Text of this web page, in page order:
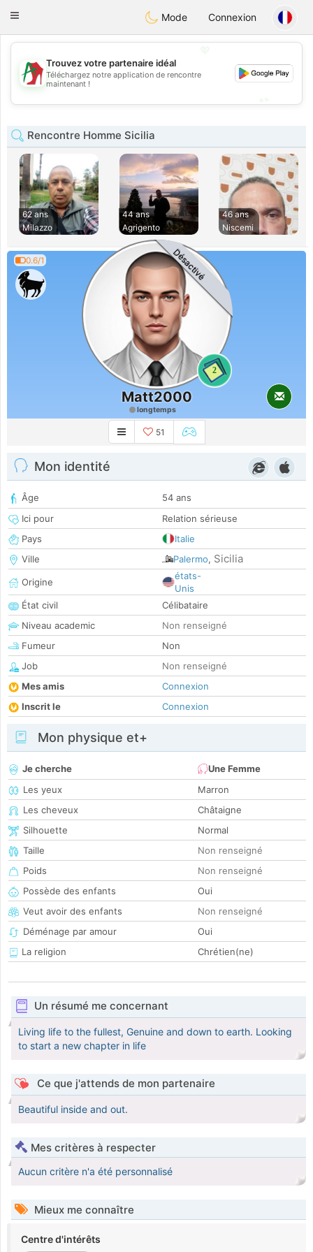
AmamiOra
Toggle
Mode Connexion
💖
💕
Trouvez votre partenaire idéal
Téléchargez notre application de rencontre
maintenant !
Rencontre Homme Sicilia
62 ans
Milazzo
44 ans
Agrigento
46 ans
Niscemi
0.6/1
2
Désactivé
Matt2000
longtemps
51
Mon identité
Âge
54 ans
Ici pour
Relation sérieuse
Pays
Italie
Ville
Palermo, Sicilia
Origine
états-
Unis
État civil
Célibataire
Niveau academic
Non renseigné
Fumeur
Non
Job
Non renseigné
Mes amis
Connexion
Inscrit le
Connexion
Mon physique et+
Je cherche
Une Femme
Les yeux
Marron
Les cheveux
Châtaigne
Silhouette
Normal
Taille
Non renseigné
Poids
Non renseigné
Possède des enfants
Oui
Veut avoir des enfants
Non renseigné
Déménage par amour
Oui
La religion
Chrétien(ne)
Un résumé me concernant
Living life to the fullest, Genuine and down to earth. Looking
to start a new chapter in life
Ce que j'attends de mon partenaire
Beautiful inside and out.
Mes critères à respecter
Aucun critère n'a été personnalisé
Mieux me connaître
Centre d'intérêts